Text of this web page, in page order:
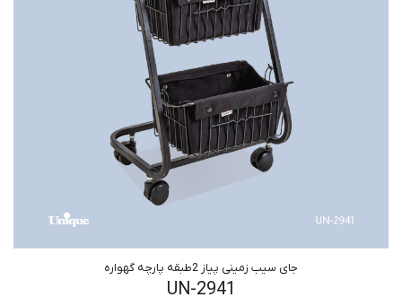
جای سیب زمینی پیاز 2طبقه پارچه گهواره
UN-2941